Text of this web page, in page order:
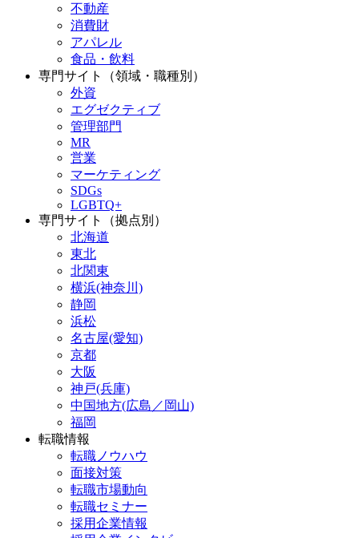
不動産
消費財
アパレル
食品・飲料
専門サイト（領域・職種別）
外資
エグゼクティブ
管理部門
MR
営業
マーケティング
SDGs
LGBTQ+
専門サイト（拠点別）
北海道
東北
北関東
横浜(神奈川)
静岡
浜松
名古屋(愛知)
京都
大阪
神戸(兵庫)
中国地方(広島／岡山)
福岡
転職情報
転職ノウハウ
面接対策
転職市場動向
転職セミナー
採用企業情報